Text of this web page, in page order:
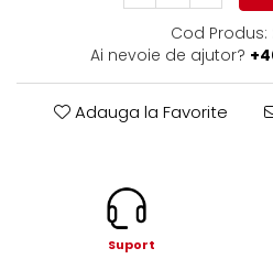
hidraulice
Cod Produs:
Ai nevoie de ajutor?
Adauga la Favorite
Suport